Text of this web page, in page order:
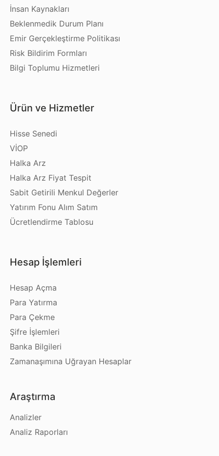
İnsan Kaynakları
Beklenmedik Durum Planı
Emir Gerçekleştirme Politikası
Risk Bildirim Formları
Bilgi Toplumu Hizmetleri
Ürün ve Hizmetler
Hisse Senedi
VİOP
Halka Arz
Halka Arz Fiyat Tespit
Sabit Getirili Menkul Değerler
Yatırım Fonu Alım Satım
Ücretlendirme Tablosu
Hesap İşlemleri
Hesap Açma
Para Yatırma
Para Çekme
Şifre İşlemleri
Banka Bilgileri
Zamanaşımına Uğrayan Hesaplar
Araştırma
Analizler
Analiz Raporları